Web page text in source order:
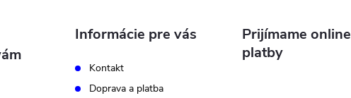
Informácie pre vás
Kontakt
Doprava a platba
Prijímame online
platby